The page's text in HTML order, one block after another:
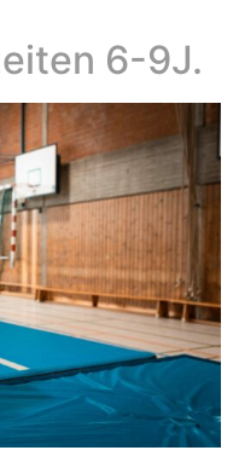
6-9J.